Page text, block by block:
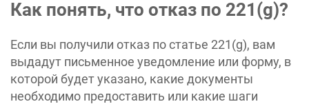
Как понять, что отказ по 221(g)?
Если вы получили отказ по статье 221(g), вам
выдадут письменное уведомление или форму, в
которой будет указано, какие документы
необходимо предоставить или какие шаги